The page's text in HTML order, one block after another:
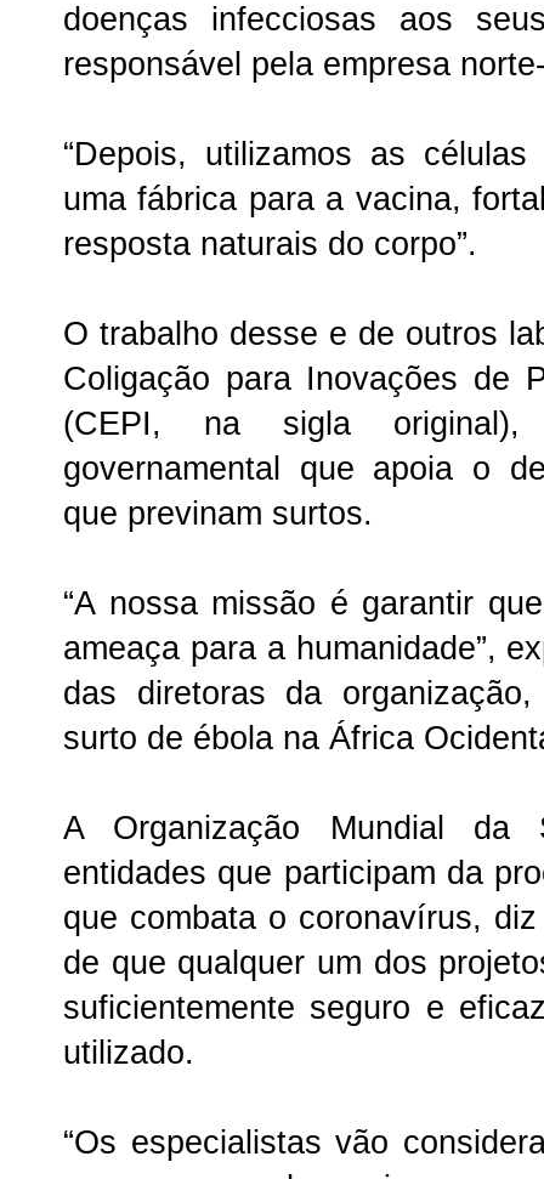
doenças infecciosas aos
responsável pela empresa
“Depois, utilizamos as
uma fábrica para a vacina,
resposta naturais do corpo”.
O trabalho desse e de outros
Coligação para Inovações de
(CEPI, na sigla original),
governamental que apoia o
que previnam surtos.
“A nossa missão é garantir
ameaça para a humanidade”,
das diretoras da
surto de ébola na África
A Organização Mundial da
entidades que participam da
que combata o coronavírus,
de que qualquer um dos
suficientemente seguro e
utilizado.
“Os especialistas vão